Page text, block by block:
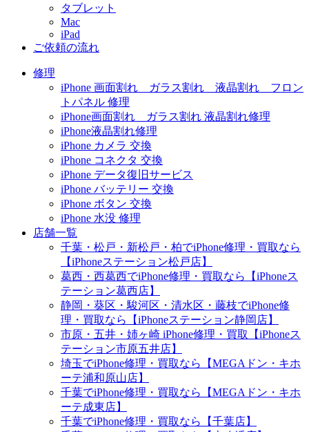
タブレット
Mac
iPad
ご依頼の流れ
修理
iPhone 画面割れ ガラス割れ 液晶割れ フロン
トパネル 修理
iPhone画面割れ ガラス割れ 液晶割れ修理
iPhone液晶割れ修理
iPhone カメラ 交換
iPhone コネクタ 交換
iPhone データ復旧サービス
iPhone バッテリー 交換
iPhone ボタン 交換
iPhone 水没 修理
店舗一覧
千葉・松戸・新松戸・柏でiPhone修理・買取なら
【iPhoneステーション松戸店】
葛西・西葛西でiPhone修理・買取なら【iPhoneス
テーション葛西店】
静岡・葵区・駿河区・清水区・藤枝でiPhone修
理・買取なら【iPhoneステーション静岡店】
市原・五井・姉ヶ崎 iPhone修理・買取【iPhoneス
テーション市原五井店】
埼玉でiPhone修理・買取なら【MEGAドン・キホ
ーテ浦和原山店】
千葉でiPhone修理・買取なら【MEGAドン・キホ
ーテ成東店】
千葉でiPhone修理・買取なら【千葉店】